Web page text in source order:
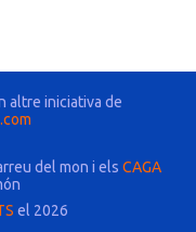
altre iniciativa de
del mon i els CAGA
el 2026